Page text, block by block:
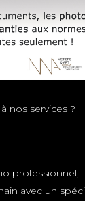
nos services ?
professionnel,
avec un